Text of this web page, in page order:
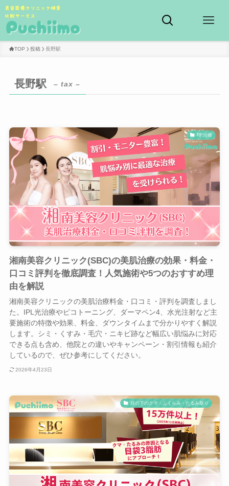
TOP 投稿 長野駅
長野駅 – tax –
RF治療
湘南美容クリニック(SBC)の美肌治療の効果・料金・
口コミ評判を徹底調査！人気施術や5つのおすすめ理
由を解説
湘南美容クリニックの美肌治療料金・口コミ・評判を調査しまし
た。IPL光治療やピコトーニング、ダーマペン4、水光注射など主
要施術の特徴や効果、料金、ダウンタイムまで分かりやすく解説
します。シミ・くすみ・毛穴・ニキビ跡など幅広い肌悩みに対応
できる点も含め、他院との違いやキャンペーン・割引情報も紹介
しているので、ぜひ参考にしてください。
2026年4月23日
目の下のクマ・ふくらみ・たるみ取り